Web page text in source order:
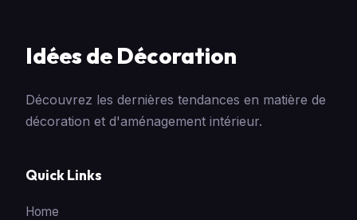
Idées de Décoration
Découvrez les dernières tendances en matière de
décoration et d'aménagement intérieur.
Quick Links
Home